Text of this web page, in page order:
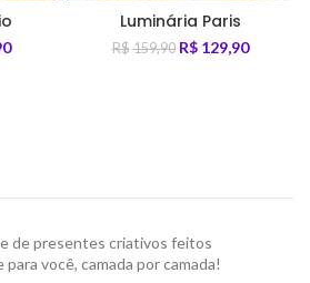
Luminária Paris
R$ 159,90 R$ 129,90
de presentes criativos feitos
você, camada por camada!